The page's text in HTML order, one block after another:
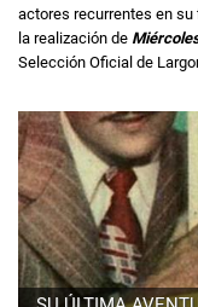
actores recurrentes en
la realización de
Selección Oficial de